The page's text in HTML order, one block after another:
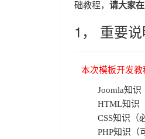
础教程， 请大家
1， 重要说
本次模板开发教
Joomla知识
HTML知识
CSS知识（
PHP知识（